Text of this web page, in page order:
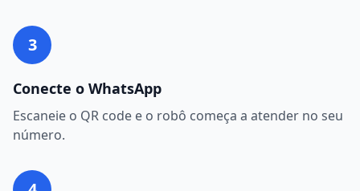
3
Conecte o WhatsApp
Escaneie o QR code e o robô começa a atender no seu
número.